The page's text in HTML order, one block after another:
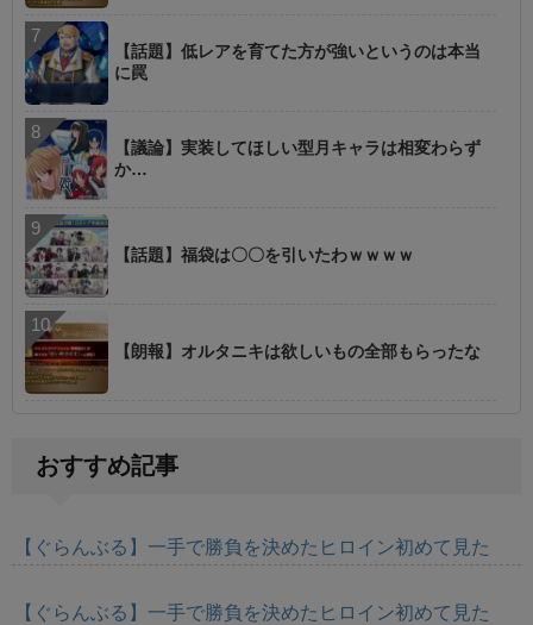
【話題】低レアを育てた方が強いというのは本当
に罠
【議論】実装してほしい型月キャラは相変わらず
か…
【話題】福袋は〇〇を引いたわｗｗｗｗ
【朗報】オルタニキは欲しいもの全部もらったな
おすすめ記事
【ぐらんぶる】一手で勝負を決めたヒロイン初めて見た
【ぐらんぶる】一手で勝負を決めたヒロイン初めて見た